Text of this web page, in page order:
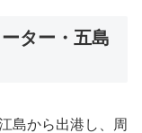
ター・五島
島から出港し、周